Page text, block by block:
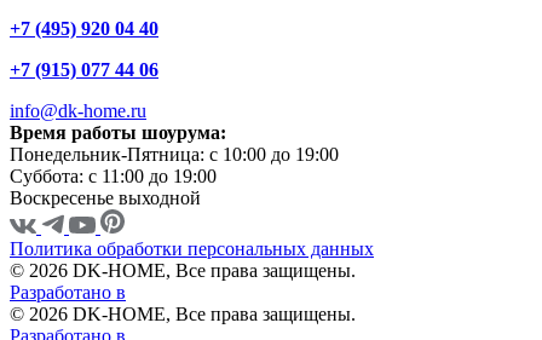
+7 (495) 920 04 40
+7 (915) 077 44 06
info@dk-home.ru
Время работы шоурума:
Понедельник-Пятница: c 10:00 до 19:00
Суббота: c 11:00 до 19:00
Воскресенье выходной
Политика обработки персональных данных
© 2026 DK-HOME, Все права защищены.
Разработано в
© 2026 DK-HOME, Все права защищены.